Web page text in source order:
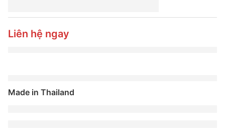
215/70 16C 108/106T
AGILIS 3 RCMI
Liên hệ ngay
Made in Thailand